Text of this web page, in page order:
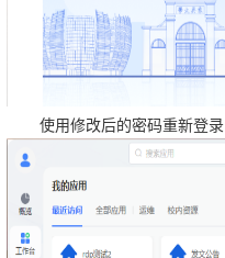
使用修改后的密码重新登录